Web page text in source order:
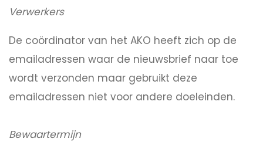
Verwerkers
De coördinator van het AKO heeft zich op de
emailadressen waar de nieuwsbrief naar toe
wordt verzonden maar gebruikt deze
emailadressen niet voor andere doeleinden.
Bewaartermijn